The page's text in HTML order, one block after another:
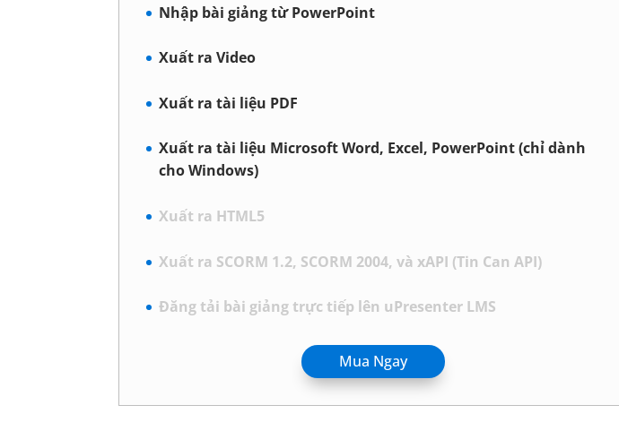
Nhập bài giảng từ PowerPoint
Xuất ra Video
Xuất ra tài liệu PDF
Xuất ra tài liệu Microsoft Word, Excel, PowerPoint (chỉ dành
cho Windows)
Xuất ra HTML5
Xuất ra SCORM 1.2, SCORM 2004, và xAPI (Tin Can API)
Đăng tải bài giảng trực tiếp lên uPresenter LMS
Mua Ngay